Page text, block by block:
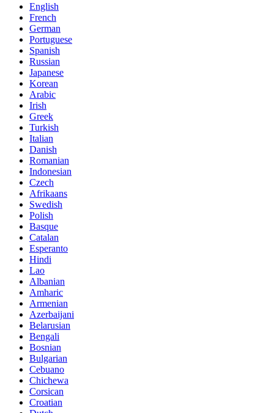
English
French
German
Portuguese
Spanish
Russian
Japanese
Korean
Arabic
Irish
Greek
Turkish
Italian
Danish
Romanian
Indonesian
Czech
Afrikaans
Swedish
Polish
Basque
Catalan
Esperanto
Hindi
Lao
Albanian
Amharic
Armenian
Azerbaijani
Belarusian
Bengali
Bosnian
Bulgarian
Cebuano
Chichewa
Corsican
Croatian